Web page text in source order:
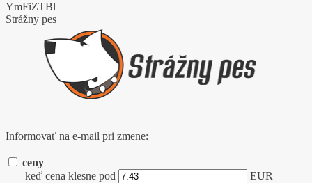
YmFiZTBl
Strážny pes
Informovať na e-mail pri zmene:
ceny
keď cena klesne pod
EUR